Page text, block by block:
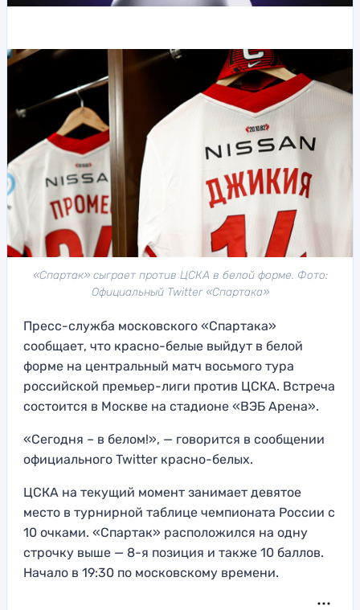
«Спартак» сыграет против ЦСКА в белой форме. Фото:
Официальный Twitter «Спартака»
Пресс-служба московского «Спартака»
сообщает, что красно-белые выйдут в белой
форме на центральный матч восьмого тура
российской премьер-лиги против ЦСКА. Встреча
состоится в Москве на стадионе «ВЭБ Арена».
«Сегодня – в белом!», — говорится в сообщении
официального Twitter красно-белых.
ЦСКА на текущий момент занимает девятое
место в турнирной таблице чемпионата России с
10 очками. «Спартак» расположился на одну
строчку выше — 8-я позиция и также 10 баллов.
Начало в 19:30 по московскому времени.